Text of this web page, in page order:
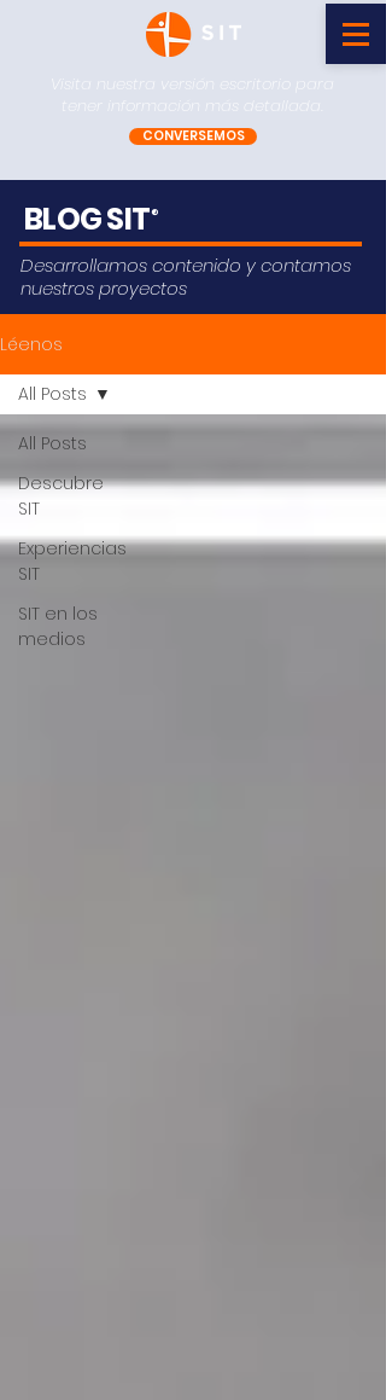
Visita nuestra versión escritorio para
tener información más detallada.
CONVERSEMOS
BLOG SIT®
Desarrollamos contenido y contamos
nuestros proyectos
Léenos
All Posts
Descubre
SIT
Experiencias
SIT
SIT en los
medios
All Posts